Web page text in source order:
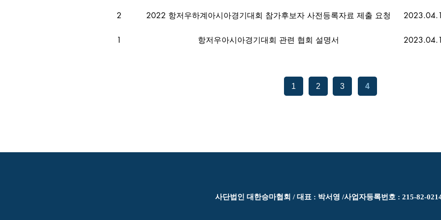
2 2022 항저우하계아시아경기대회 참가후보자 사전등록자료 제출 요청
1 항저우아시아경기대회 관련 협회 설명서
1 2 3 4
사단법인 대한승마협회 / 대표 : 박서영 /​사업자등록번호 : 215-82-